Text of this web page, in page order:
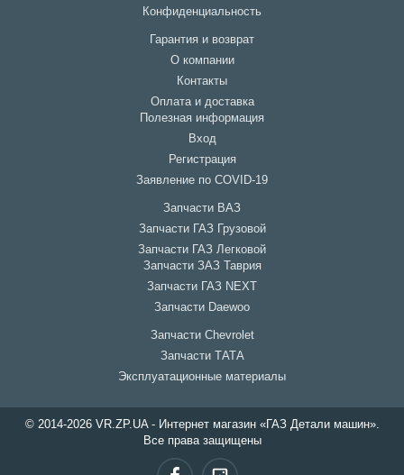
Конфиденциальность
Гарантия и возврат
О компании
Контакты
Оплата и доставка
Полезная информация
Вход
Регистрация
Заявление по COVID-19
Запчасти ВАЗ
Запчасти ГАЗ Грузовой
Запчасти ГАЗ Легковой
Запчасти ЗАЗ Таврия
Запчасти ГАЗ NEXT
Запчасти Daewoo
Запчасти Chevrolet
Запчасти ТАТА
Эксплуатационные материалы
© 2014-2026 VR.ZP.UA - Интернет магазин «ГАЗ Детали машин».
Все права защищены